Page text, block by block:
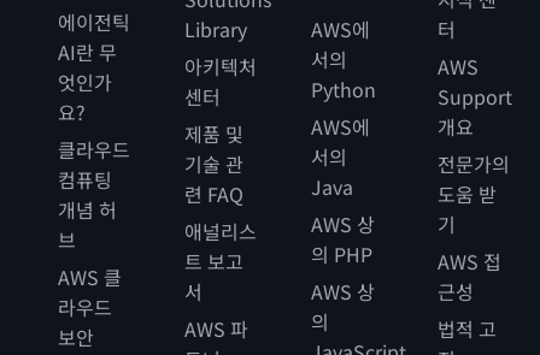
에이전틱
AI란 무
엇인가
요?
클라우드
컴퓨팅
개념 허
브
AWS 클
라우드
보안
Library
아키텍처
센터
제품 및
기술 관
련 FAQ
애널리스
트 보고
서
AWS 파
AWS에
서의
Python
AWS에
서의
Java
AWS 상
의 PHP
AWS 상
의
터
AWS
Support
개요
전문가의
도움 받
기
AWS 접
근성
법적 고